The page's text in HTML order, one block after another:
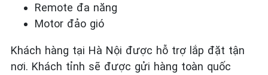
Remote đa năng
Motor đảo gió
Khách hàng tại Hà Nội được hỗ trợ lắp đặt tận
nơi. Khách tỉnh sẽ được gửi hàng toàn quốc